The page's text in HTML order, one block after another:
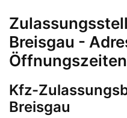
Breisgau -
Öffnungszeiten
Kfz-
Breisgau